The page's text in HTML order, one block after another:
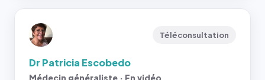
Téléconsultation
Dr Patricia Escobedo
Médecin généraliste · En vidéo